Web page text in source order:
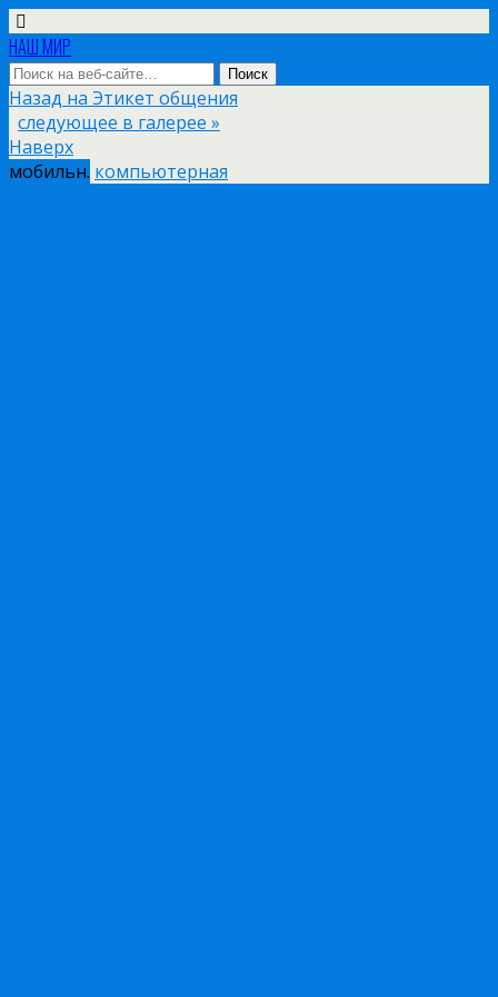
НАШ МИР
Назад на Этикет общения
следующее в галерее »
Наверх
мобильн. компьютерная